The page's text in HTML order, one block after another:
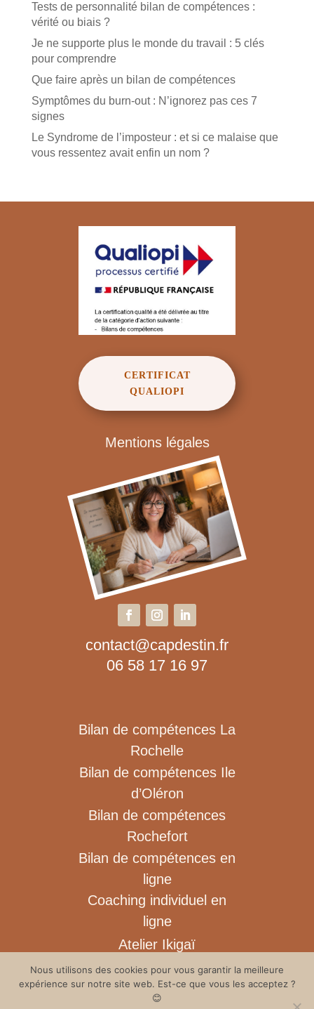
Tests de personnalité bilan de compétences :
vérité ou biais ?
Je ne supporte plus le monde du travail : 5 clés
pour comprendre
Que faire après un bilan de compétences
Symptômes du burn-out : N’ignorez pas ces 7
signes
Le Syndrome de l’imposteur : et si ce malaise que
vous ressentez avait enfin un nom ?
CERTIFICAT
QUALIOPI
Mentions légales
contact@capdestin.fr
06 58 17 16 97
Bilan de compétences La
Rochelle
Bilan de compétences Ile
d’Oléron
Bilan de compétences
Rochefort
Bilan de compétences en
ligne
Coaching individuel en
ligne
Atelier Ikigaï
Blog
Contact
Nous utilisons des cookies pour vous garantir la meilleure
expérience sur notre site web. Est-ce que vous les acceptez ?
😊